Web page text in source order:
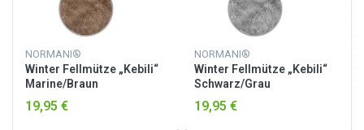
NORMANI®
Winter Fellmütze „Kebili“
Marine/Braun
19,95 €
NORMANI®
Winter Fellmütze „Kebili“
Schwarz/Grau
19,95 €